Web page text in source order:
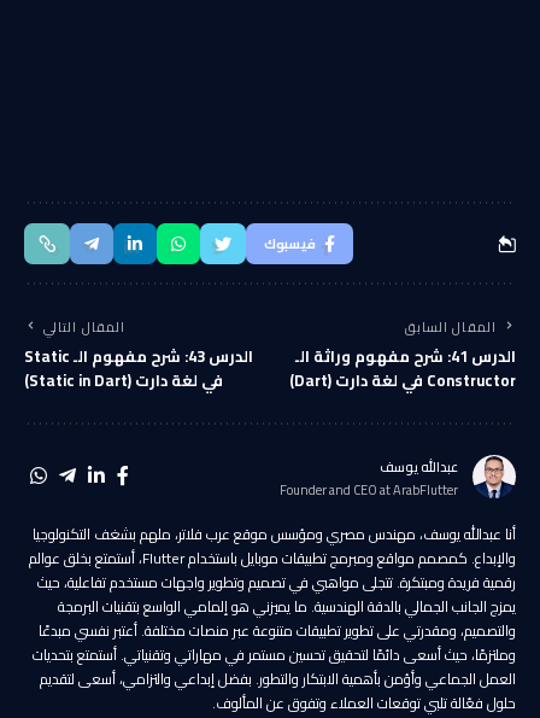
فيسبوك
المقال السابق
الدرس 41: شرح مفهوم وراثة الـ
Constructor في لغة دارت (Dart)
المقال التالي
الدرس 43: شرح مفهوم الـ Static
في لغة دارت (Static in Dart)
عبدالله يوسف
Founder and CEO at ArabFlutter
أنا عبدالله يوسف، مهندس مصري ومؤسس موقع عرب فلاتر، ملهم بشغف التكنولوجيا
والإبداع. كمصمم مواقع ومبرمج تطبيقات موبايل باستخدام Flutter، أستمتع بخلق عوالم
رقمية فريدة ومبتكرة. تتجلى مواهبي في تصميم وتطوير واجهات مستخدم تفاعلية، حيث
يمزج الجانب الجمالي بالدقة الهندسية. ما يميزني هو إلمامي الواسع بتقنيات البرمجة
والتصميم، ومقدرتي على تطوير تطبيقات متنوعة عبر منصات مختلفة. أعتبر نفسي مبدعًا
وملتزمًا، حيث أسعى دائمًا لتحقيق تحسين مستمر في مهاراتي وتقنياتي. أستمتع بتحديات
العمل الجماعي وأؤمن بأهمية الابتكار والتطور. بفضل إبداعي والتزامي، أسعى لتقديم
حلول فعّالة تلبي توقعات العملاء وتفوق عن المألوف.